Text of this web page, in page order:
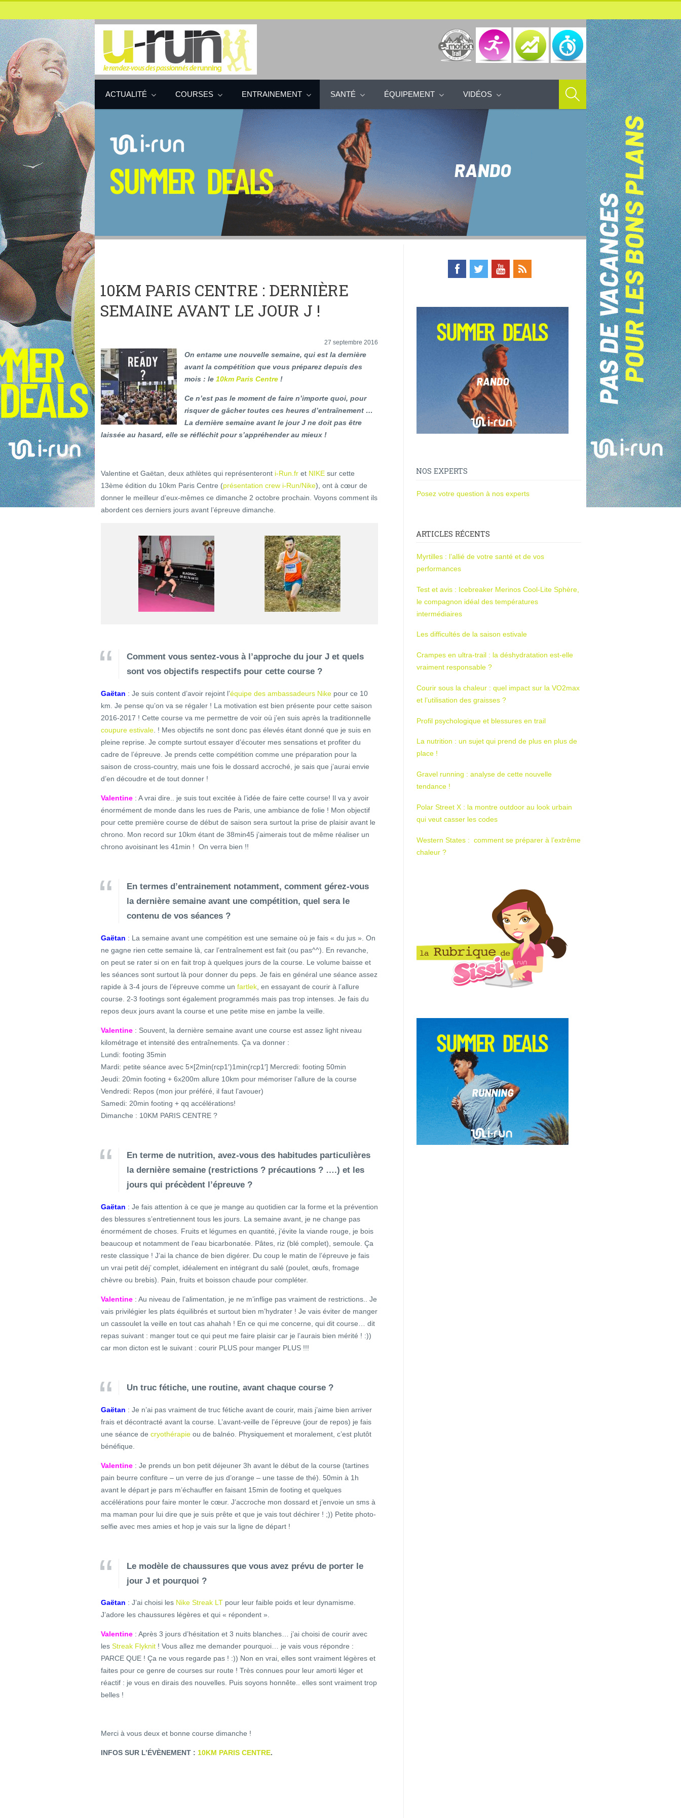
ACTUALITÉ COURSES ENTRAINEMENT SANTÉ ÉQUIPEMENT VIDÉOS
10KM PARIS CENTRE : DERNIÈRE
SEMAINE AVANT LE JOUR J !
27 septembre 2016
On entame une nouvelle semaine, qui est la dernière
avant la compétition que vous préparez depuis des
mois : le 10km Paris Centre !
Ce n’est pas le moment de faire n’importe quoi, pour
risquer de gâcher toutes ces heures d’entraînement …
La dernière semaine avant le jour J ne doit pas être
laissée au hasard, elle se réfléchit pour s’appréhender au mieux !
Valentine et Gaëtan, deux athlètes qui représenteront i-Run.fr et NIKE sur cette
13ème édition du 10km Paris Centre (présentation crew i-Run/Nike), ont à cœur de
donner le meilleur d’eux-mêmes ce dimanche 2 octobre prochain. Voyons comment ils
abordent ces derniers jours avant l’épreuve dimanche.
Comment vous sentez-vous à l’approche du jour J et quels
sont vos objectifs respectifs pour cette course ?
Gaëtan : Je suis content d’avoir rejoint l’équipe des ambassadeurs Nike pour ce 10
km. Je pense qu’on va se régaler ! La motivation est bien présente pour cette saison
2016-2017 ! Cette course va me permettre de voir où j’en suis après la traditionnelle
coupure estivale . ! Mes objectifs ne sont donc pas élevés étant donné que je suis en
pleine reprise. Je compte surtout essayer d’écouter mes sensations et profiter du
cadre de l’épreuve. Je prends cette compétition comme une préparation pour la
saison de cross-country, mais une fois le dossard accroché, je sais que j’aurai envie
d’en découdre et de tout donner !
Valentine : A vrai dire.. je suis tout excitée à l’idée de faire cette course! Il va y avoir
énormément de monde dans les rues de Paris, une ambiance de folie ! Mon objectif
pour cette première course de début de saison sera surtout la prise de plaisir avant le
chrono. Mon record sur 10km étant de 38min45 j’aimerais tout de même réaliser un
chrono avoisinant les 41min ! On verra bien !!
En termes d’entrainement notamment, comment gérez-vous
la dernière semaine avant une compétition, quel sera le
contenu de vos séances ?
Gaëtan : La semaine avant une compétition est une semaine où je fais « du jus ». On
ne gagne rien cette semaine là, car l’entraînement est fait (ou pas^^). En revanche,
on peut se rater si on en fait trop à quelques jours de la course. Le volume baisse et
les séances sont surtout là pour donner du peps. Je fais en général une séance assez
rapide à 3-4 jours de l’épreuve comme un fartlek , en essayant de courir à l’allure
course. 2-3 footings sont également programmés mais pas trop intenses. Je fais du
repos deux jours avant la course et une petite mise en jambe la veille.
Valentine : Souvent, la dernière semaine avant une course est assez light niveau
kilométrage et intensité des entraînements. Ça va donner :
Lundi: footing 35min
Mardi: petite séance avec 5×[2min(rcp1′)1min(rcp1′] Mercredi: footing 50min
Jeudi: 20min footing + 6x200m allure 10km pour mémoriser l’allure de la course
Vendredi: Repos (mon jour préféré, il faut l’avouer)
Samedi: 20min footing + qq accélérations!
Dimanche : 10KM PARIS CENTRE ?
En terme de nutrition, avez-vous des habitudes particulières
la dernière semaine (restrictions ? précautions ? ….) et les
jours qui précèdent l’épreuve ?
Gaëtan : Je fais attention à ce que je mange au quotidien car la forme et la prévention
des blessures s’entretiennent tous les jours. La semaine avant, je ne change pas
énormément de choses. Fruits et légumes en quantité, j’évite la viande rouge, je bois
beaucoup et notamment de l’eau bicarbonatée. Pâtes, riz (blé complet), semoule. Ça
reste classique ! J’ai la chance de bien digérer. Du coup le matin de l’épreuve je fais
un vrai petit déj’ complet, idéalement en intégrant du salé (poulet, œufs, fromage
chèvre ou brebis). Pain, fruits et boisson chaude pour compléter.
Valentine : Au niveau de l’alimentation, je ne m’inflige pas vraiment de restrictions.. Je
vais privilégier les plats équilibrés et surtout bien m’hydrater ! Je vais éviter de manger
un cassoulet la veille en tout cas ahahah ! En ce qui me concerne, qui dit course… dit
repas suivant : manger tout ce qui peut me faire plaisir car je l’aurais bien mérité ! :))
car mon dicton est le suivant : courir PLUS pour manger PLUS !!!
Un truc fétiche, une routine, avant chaque course ?
Gaëtan : Je n’ai pas vraiment de truc fétiche avant de courir, mais j’aime bien arriver
frais et décontracté avant la course. L’avant-veille de l’épreuve (jour de repos) je fais
une séance de cryothérapie ou de balnéo. Physiquement et moralement, c’est plutôt
bénéfique.
Valentine : Je prends un bon petit déjeuner 3h avant le début de la course (tartines
pain beurre confiture – un verre de jus d’orange – une tasse de thé). 50min à 1h
avant le départ je pars m’échauffer en faisant 15min de footing et quelques
accélérations pour faire monter le cœur. J’accroche mon dossard et j’envoie un sms à
ma maman pour lui dire que je suis prête et que je vais tout déchirer ! ;)) Petite photo-
selfie avec mes amies et hop je vais sur la ligne de départ !
Le modèle de chaussures que vous avez prévu de porter le
jour J et pourquoi ?
Gaëtan : J’ai choisi les Nike Streak LT pour leur faible poids et leur dynamisme.
J’adore les chaussures légères et qui « répondent ».
Valentine : Après 3 jours d’hésitation et 3 nuits blanches… j’ai choisi de courir avec
les Streak Flyknit ! Vous allez me demander pourquoi… je vais vous répondre :
PARCE QUE ! Ça ne vous regarde pas ! :)) Non en vrai, elles sont vraiment légères et
faites pour ce genre de courses sur route ! Très connues pour leur amorti léger et
réactif : je vous en dirais des nouvelles. Puis soyons honnête.. elles sont vraiment trop
belles !
Merci à vous deux et bonne course dimanche !
INFOS SUR L’ÉVÈNEMENT : 10KM PARIS CENTRE.
NOS EXPERTS
Posez votre question à nos experts
ARTICLES RÉCENTS
Myrtilles : l’allié de votre santé et de vos
performances
Test et avis : Icebreaker Merinos Cool-Lite Sphère,
le compagnon idéal des températures
intermédiaires
Les difficultés de la saison estivale
Crampes en ultra-trail : la déshydratation est-elle
vraiment responsable ?
Courir sous la chaleur : quel impact sur la VO2max
et l’utilisation des graisses ?
Profil psychologique et blessures en trail
La nutrition : un sujet qui prend de plus en plus de
place !
Gravel running : analyse de cette nouvelle
tendance !
Polar Street X : la montre outdoor au look urbain
qui veut casser les codes
Western States : comment se préparer à l’extrême
chaleur ?